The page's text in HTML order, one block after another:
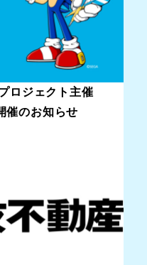
ロジェクト主催
催のお知らせ